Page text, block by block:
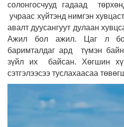
солонгосчууд гадаад
учраас хүйтэнд нимгэн
авалт дуусангуут дулаан
Ажил бол ажил. Цаг л
баримталдаг ард түмэн
зүйл их байсан. Хөгшин
сэтгэлээсээ туслахаасаа